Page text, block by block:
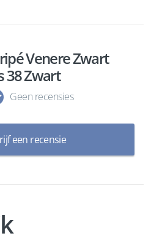
Venere Zwart
38 Zwart
Geen recensies
een recensie